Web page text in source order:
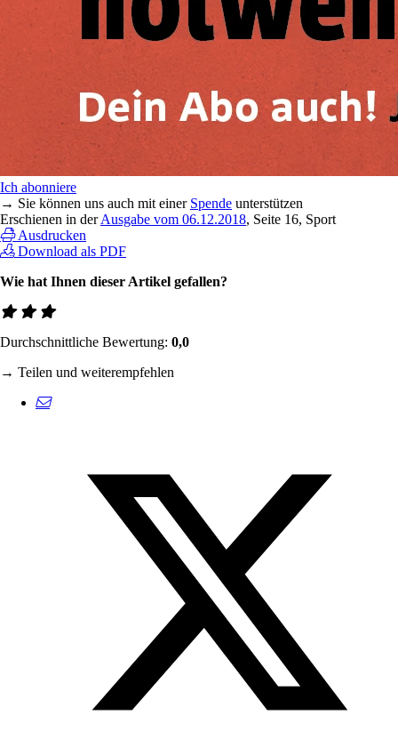
Ich abonniere
→ Sie können uns auch mit einer Spende unterstützen
Erschienen in derAusgabe vom 06.12.2018, Seite 16, Sport
Ausdrucken
Download als PDF
Wie hat Ihnen dieser Artikel gefallen?
Durchschnittliche Bewertung: 0,0
→ Teilen und weiterempfehlen